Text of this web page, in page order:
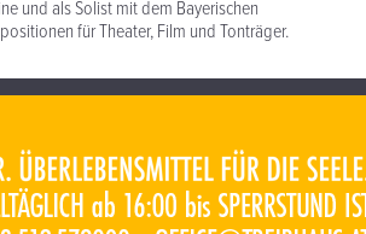
und als Solist mit dem Bayerischen
für Theater, Film und Tonträger.